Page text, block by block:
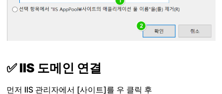
✅ IIS 도메인 연결
먼저 IIS 관리자에서 [사이트]를 우 클릭 후